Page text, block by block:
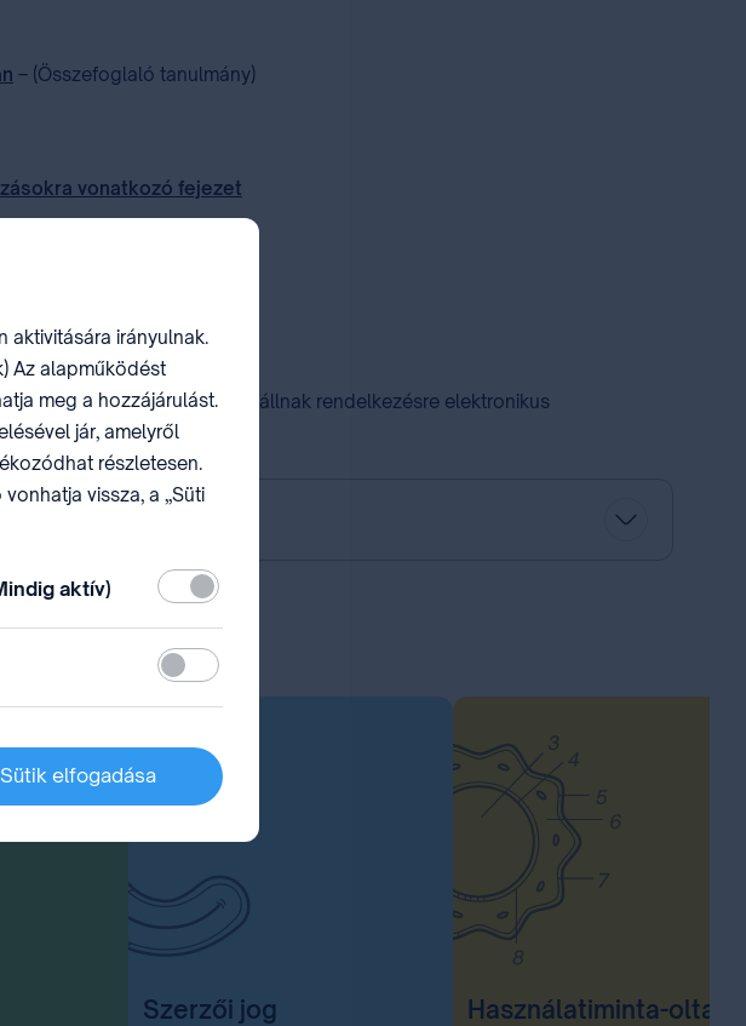
– (Összefoglaló tanulmány)
vonatkozó fejezet
Jogi Szemlében
tekintetében, amelyek nem állnak rendelkezésre elektronikus
Szerzői jog Használatiminta-
aktivitására irányulnak.
Az alapműködést
meg a hozzájárulást.
jár, amelyről
részletesen.
vissza, a „Süti
aktív) Kötelező
Statisztikai
Sütik elfogadása